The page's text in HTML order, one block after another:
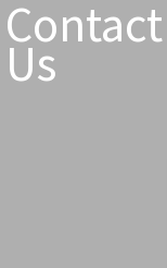
Contact
Us